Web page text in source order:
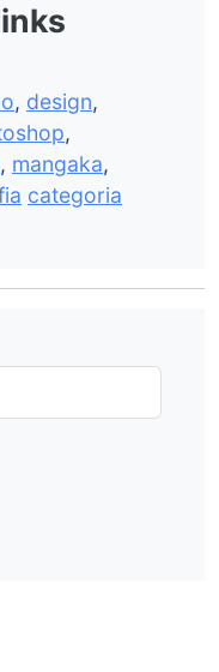
, design,
,
, mangaka,
categoria